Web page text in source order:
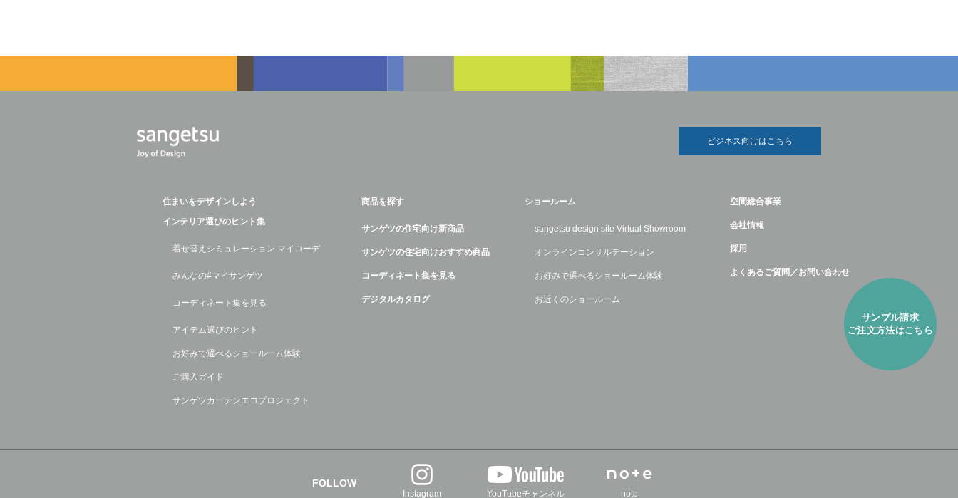
サンプル請求
ご注⽂方法はこちら
ビジネス向けはこちら
住まいをデザインしよう
インテリア選びのヒント集
着せ替えシミュレーション マイコーデ
みんなの#マイサンゲツ
コーディネート集を見る
アイテム選びのヒント
お好みで選べるショールーム体験
ご購入ガイド
サンゲツカーテンエコプロジェクト
商品を探す
サンゲツの住宅向け新商品
サンゲツの住宅向けおすすめ商品
コーディネート集を見る
デジタルカタログ
ショールーム
sangetsu design site Virtual Showroom
オンラインコンサルテーション
お好みで選べるショールーム体験
お近くのショールーム
空間総合事業
会社情報
採用
よくあるご質問／お問い合わせ
FOLLOW
Instagram YouTubeチャンネル note